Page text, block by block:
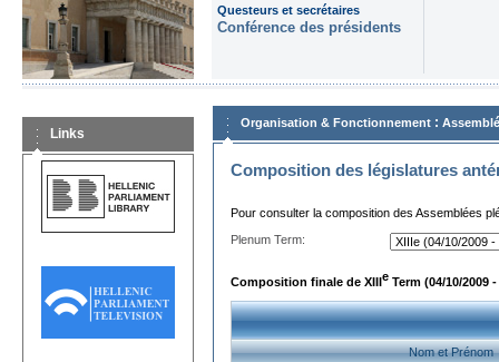
Questeurs et secrétaires
Conférence des présidents
Links
Organisation & Fonctionnement :
Composition des législatures
Pour consulter la composition des Assemblées
Plenum Term:
Composition finale de XIIIe Term (04/10/2009 -
Nom et Prénom